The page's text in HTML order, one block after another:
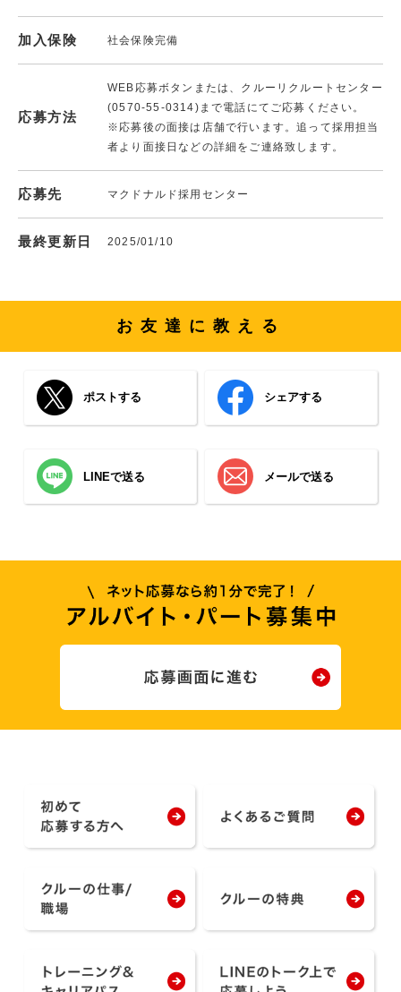
加入保険 社会保険完備
応募方法
WEB応募ボタンまたは、クルーリクルートセンター
(0570-55-0314)まで電話にてご応募ください。
※応募後の面接は店舗で行います。追って採用担当
者より面接日などの詳細をご連絡致します。
応募先 マクドナルド採用センター
最終更新日 2025/01/10
お友達に教える
ポストする シェアする
LINEで送る メールで送る